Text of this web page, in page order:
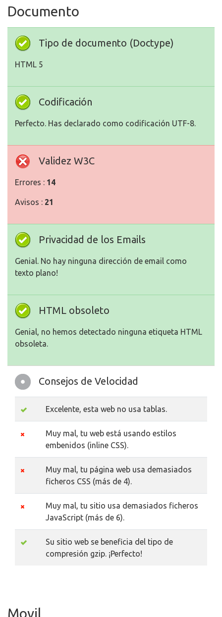
Documento
Tipo de documento (Doctype)
HTML 5
Codificación
Perfecto. Has declarado como codificación UTF-8.
Validez W3C
Errores : 14
Avisos : 21
Privacidad de los Emails
Genial. No hay ninguna dirección de email como
texto plano!
HTML obsoleto
Genial, no hemos detectado ninguna etiqueta HTML
obsoleta.
Consejos de Velocidad
Excelente, esta web no usa tablas.
Muy mal, tu web está usando estilos
embenidos (inline CSS).
Muy mal, tu página web usa demasiados
ficheros CSS (más de 4).
Muy mal, tu sitio usa demasiados ficheros
JavaScript (más de 6).
Su sitio web se beneficia del tipo de
compresión gzip. ¡Perfecto!
Movil